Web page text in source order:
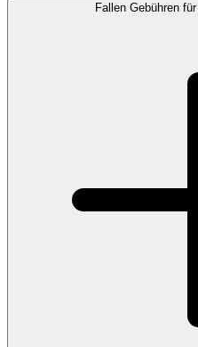
Fallen Gebühren